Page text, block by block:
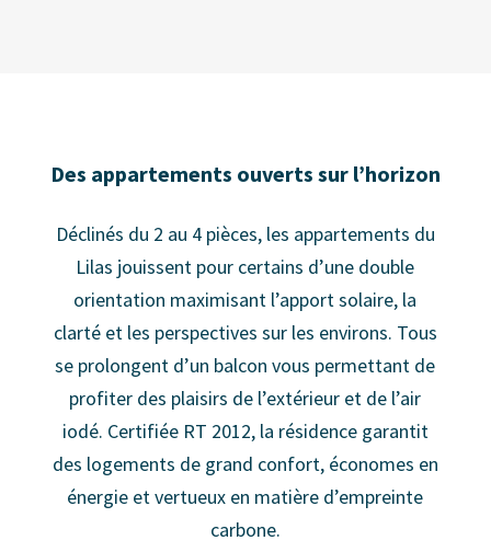
Des appartements ouverts sur l’horizon
Déclinés du 2 au 4 pièces, les appartements du
Lilas jouissent pour certains d’une double
orientation maximisant l’apport solaire, la
clarté et les perspectives sur les environs. Tous
se prolongent d’un balcon vous permettant de
profiter des plaisirs de l’extérieur et de l’air
iodé. Certifiée RT 2012, la résidence garantit
des logements de grand confort, économes en
énergie et vertueux en matière d’empreinte
carbone.